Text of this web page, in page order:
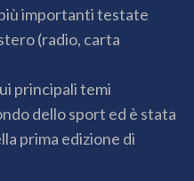
importanti testate
(radio, carta
principali temi
dello sport ed è stata
prima edizione di